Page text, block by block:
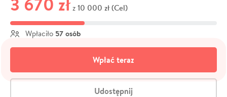
z 10 000 zł (Cel)
Wpłaciło 57 osób
Wpłać teraz
Udostępnij